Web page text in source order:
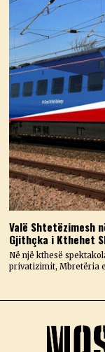
Valë Shtetëzimesh
Gjithçka i Kthehet
Në një kthesë
privatizimit, Mbretëria